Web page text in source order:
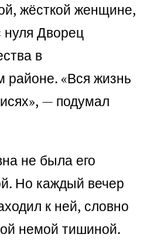
жёсткой женщине,
нуля Дворец
в
«Вся жизнь
— подумал
не была его
Но каждый вечер
к ней, словно
немой тишиной.